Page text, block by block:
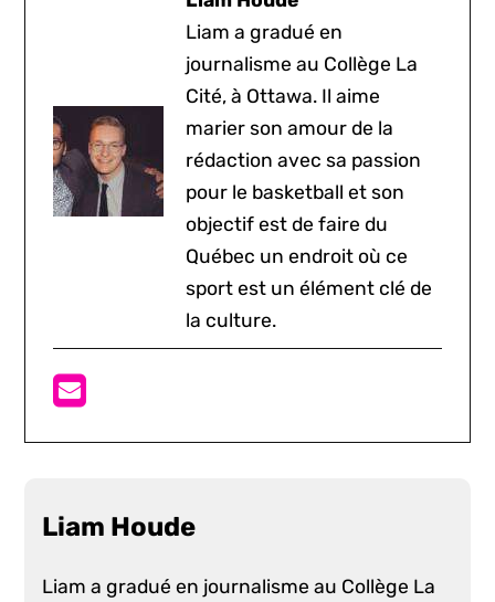
Liam a gradué en
journalisme au Collège La
Cité, à Ottawa. Il aime
marier son amour de la
rédaction avec sa passion
pour le basketball et son
objectif est de faire du
Québec un endroit où ce
sport est un élément clé de
la culture.
Liam Houde
Liam a gradué en journalisme au Collège La